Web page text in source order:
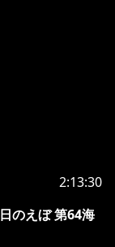
2:13:30
のえぼ 第64海